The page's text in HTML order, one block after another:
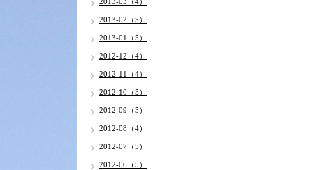
2013-02（5）
2013-01（5）
2012-12（4）
2012-11（4）
2012-10（5）
2012-09（5）
2012-08（4）
2012-07（5）
2012-06（5）